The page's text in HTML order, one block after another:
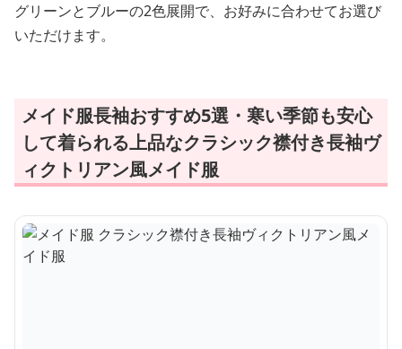
グリーンとブルーの2色展開で、お好みに合わせてお選び
いただけます。
メイド服長袖おすすめ5選・寒い季節も安心
して着られる上品なクラシック襟付き長袖ヴ
ィクトリアン風メイド服